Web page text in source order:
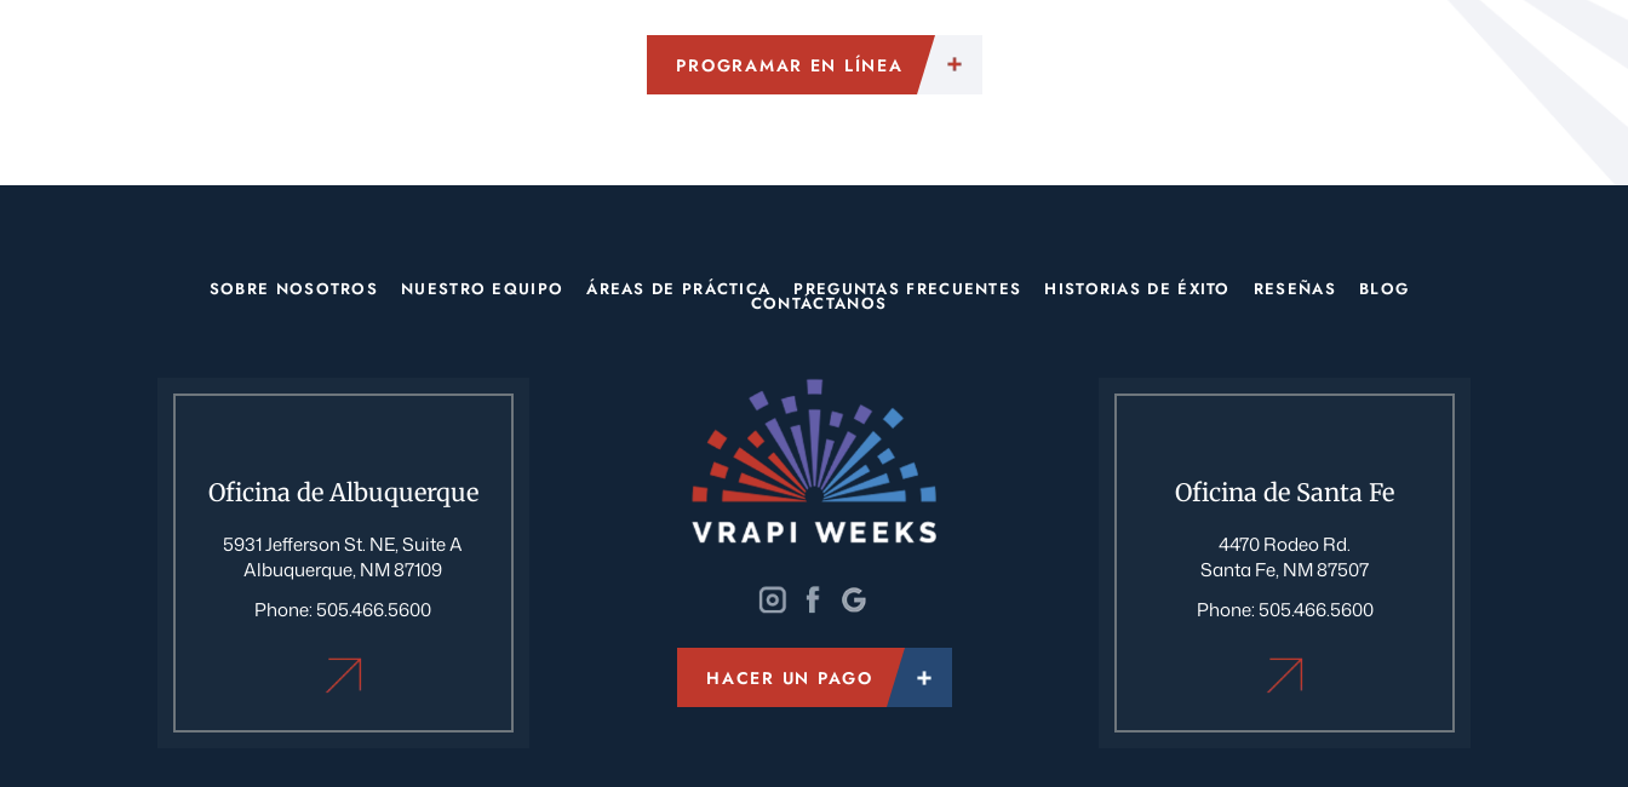
PROGRAMAR EN LÍNEA
SOBRE NOSOTROS NUESTRO EQUIPO ÁREAS DE PRÁCTICA PREGUNTAS FRECUENTES HISTORIAS DE ÉXITO RESEÑAS BLOG
CONTÁCTANOS
Oficina de Albuquerque
5931 Jefferson St. NE, Suite A
Albuquerque, NM 87109
Phone: 505.466.5600
HACER UN PAGO
Oficina de Santa Fe
4470 Rodeo Rd.
Santa Fe, NM 87507
Phone: 505.466.5600